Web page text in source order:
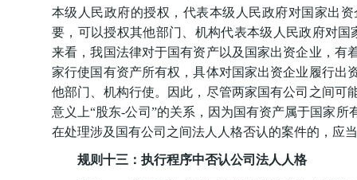
本级人民政府的授权，代表本级人民政府对国家出
要，可以授权其他部门、机构代表本级人民政府对
来看，我国法律对于国有资产以及国家出资企业，有
家行使国有资产所有权，具体对国家出资企业履行出
他部门、机构行使。因此，尽管两家国有公司之间可
意义上“股东-公司”的关系，因为国有资产属于国家
在处理涉及国有公司之间法人人格否认的案件的，应
规则十三：执行程序中否认公司法人人格